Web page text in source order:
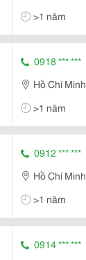
>1 năm
0918 *** ***
Hồ Chí Minh
>1 năm
0912 *** ***
Hồ Chí Minh
>1 năm
0914 *** ***